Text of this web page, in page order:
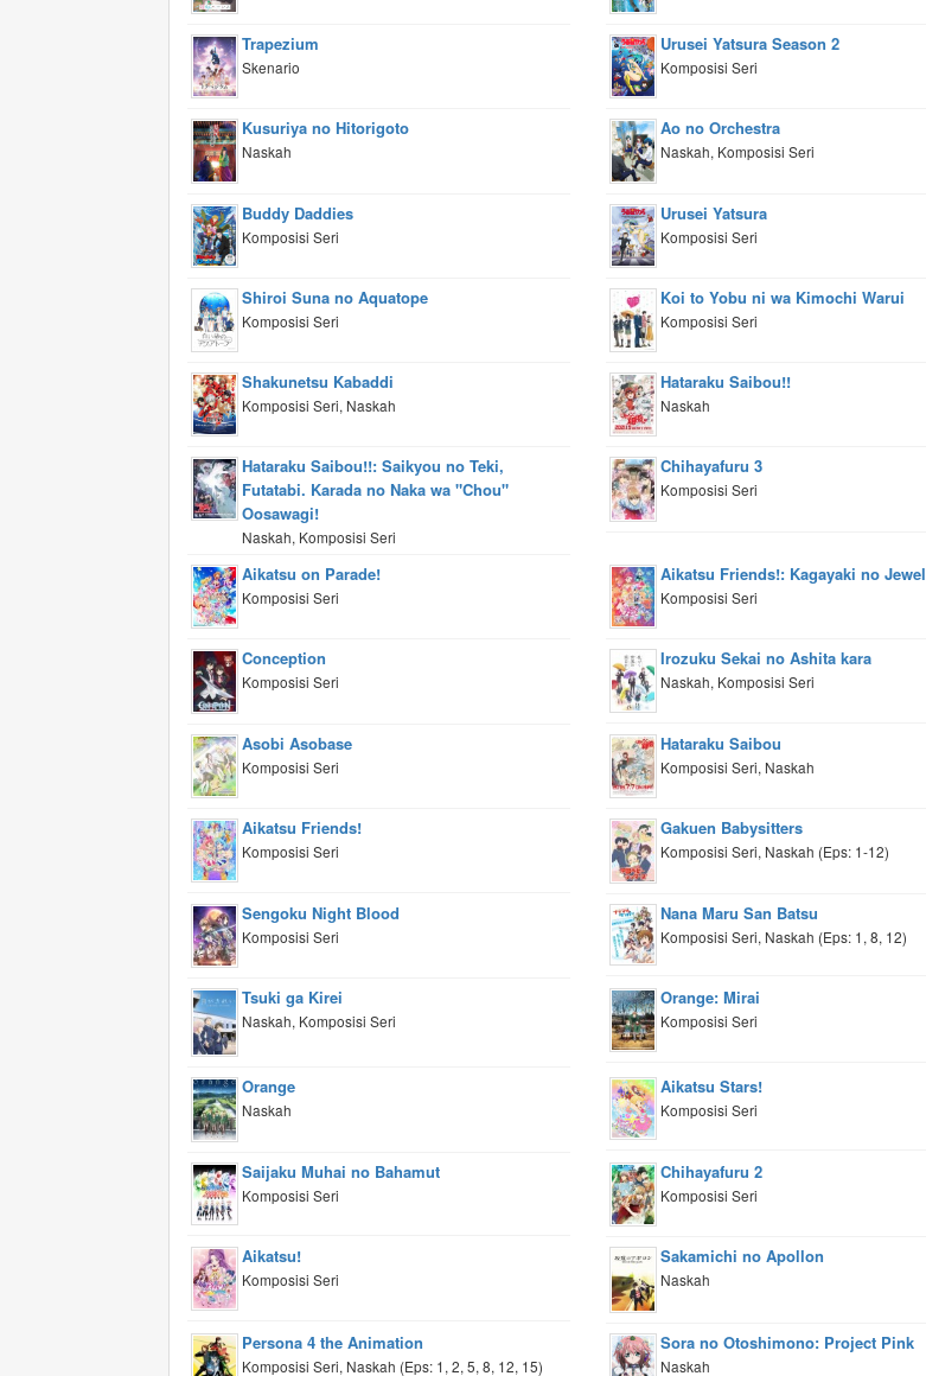
Trapezium
Skenario
Urusei Yatsura Season 2
Komposisi Seri
Kusuriya no Hitorigoto
Naskah
Ao no Orchestra
Naskah, Komposisi Seri
Buddy Daddies
Komposisi Seri
Urusei Yatsura
Komposisi Seri
Shiroi Suna no Aquatope
Komposisi Seri
Koi to Yobu ni wa Kimochi Warui
Komposisi Seri
Shakunetsu Kabaddi
Komposisi Seri, Naskah
Hataraku Saibou!!
Naskah
Hataraku Saibou!!: Saikyou no Teki,
Futatabi. Karada no Naka wa "Chou"
Oosawagi!
Naskah, Komposisi Seri
Chihayafuru 3
Komposisi Seri
Aikatsu on Parade!
Komposisi Seri
Aikatsu Friends!: Kagayaki no Jewel
Komposisi Seri
Conception
Komposisi Seri
Irozuku Sekai no Ashita kara
Naskah, Komposisi Seri
Asobi Asobase
Komposisi Seri
Hataraku Saibou
Komposisi Seri, Naskah
Aikatsu Friends!
Komposisi Seri
Gakuen Babysitters
Komposisi Seri, Naskah (Eps: 1-12)
Sengoku Night Blood
Komposisi Seri
Nana Maru San Batsu
Komposisi Seri, Naskah (Eps: 1, 8, 12)
Tsuki ga Kirei
Naskah, Komposisi Seri
Orange: Mirai
Komposisi Seri
Orange
Naskah
Aikatsu Stars!
Komposisi Seri
Saijaku Muhai no Bahamut
Komposisi Seri
Chihayafuru 2
Komposisi Seri
Aikatsu!
Komposisi Seri
Sakamichi no Apollon
Naskah
Persona 4 the Animation
Komposisi Seri, Naskah (Eps: 1, 2, 5, 8, 12, 15)
Sora no Otoshimono: Project Pink
Naskah